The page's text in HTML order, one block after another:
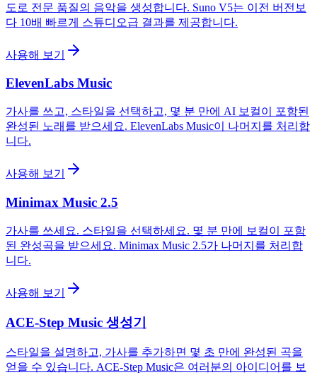
도로 전문 품질의 음악을 생성합니다. Suno V5는 이전 버전보
다 10배 빠르게 스튜디오급 결과를 제공합니다.
사용해 보기
ElevenLabs Music
가사를 쓰고, 스타일을 선택하고, 몇 분 만에 AI 보컬이 포함된
완성된 노래를 받으세요. ElevenLabs Music이 나머지를 처리합
니다.
사용해 보기
Minimax Music 2.5
가사를 쓰세요. 스타일을 선택하세요. 몇 분 만에 보컬이 포함
된 완성곡을 받으세요. Minimax Music 2.5가 나머지를 처리합
니다.
사용해 보기
ACE-Step Music 생성기
스타일을 설명하고, 가사를 추가하면 몇 초 만에 완성된 곡을
얻을 수 있습니다. ACE-Step Music은 여러분의 아이디어를 보